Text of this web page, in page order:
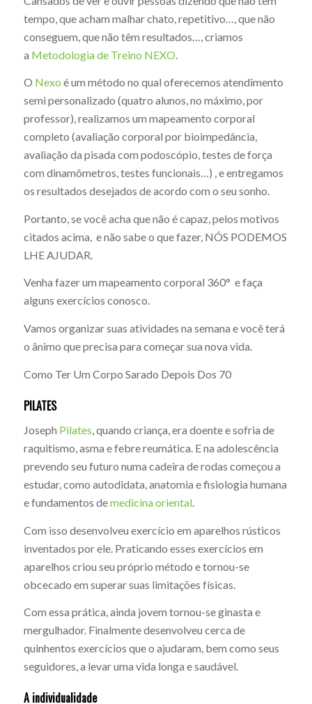
tempo, que acham malhar chato, repetitivo…, que não
conseguem, que não têm resultados…, criamos
a Metodologia de Treino NEXO
O Nexo é um método no qual oferecemos atendimento
semi personalizado (quatro alunos, no máximo, por
professor), realizamos um mapeamento corporal
completo (avaliação corporal por bioimpedância,
avaliação da pisada com podoscópio, testes de força
com dinamômetros, testes funcionais…) , e entregamos
os resultados desejados de acordo com o seu sonho.
Portanto, se você acha que não é capaz, pelos motivos
citados acima, e não sabe o que fazer, NÓS PODEMOS
LHE AJUDAR.
Venha fazer um mapeamento corporal 360° e faça
alguns exercícios conosco.
Vamos organizar suas atividades na semana e você terá
o ânimo que precisa para começar sua nova vida.
Como Ter Um Corpo Sarado Depois Dos 70
PILATES
Joseph Pilates, quando criança, era doente e sofria de
raquitismo, asma e febre reumática. E na adolescência
prevendo seu futuro numa cadeira de rodas começou a
estudar, como autodidata, anatomia e fisiologia humana
e fundamentos demedicina oriental.
Com isso desenvolveu exercício em aparelhos rústicos
inventados por ele. Praticando esses exercícios em
aparelhos criou seu próprio método e tornou-se
obcecado em superar suas limitações físicas.
Com essa prática, ainda jovem tornou-se ginasta e
mergulhador. Finalmente desenvolveu cerca de
quinhentos exercícios que o ajudaram, bem como seus
seguidores, a levar uma vida longa e saudável.
A individualidade